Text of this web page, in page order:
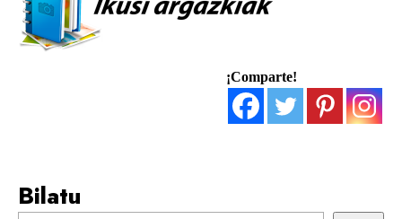
¡Comparte!
Bilatu